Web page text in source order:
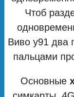
Чтоб
Виво у91 два
пальцами
Основные